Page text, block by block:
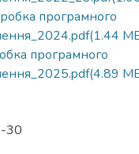
програмного
(1.44
програмного
(4.89
30